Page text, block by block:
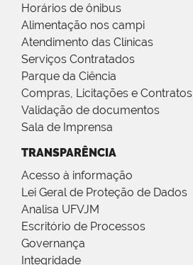
Horários de ônibus
Alimentação nos campi
Atendimento das Clínicas
Serviços Contratados
Parque da Ciência
Compras, Licitações e Contratos
Validação de documentos
Sala de Imprensa
TRANSPARÊNCIA
Acesso à informação
Lei Geral de Proteção de Dados
Analisa UFVJM
Escritório de Processos
Governança
Integridade